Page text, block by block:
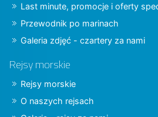
Last minute, promocje i oferty
Przewodnik po marinach
Galeria zdjęć - czartery za nami
Rejsy morskie
Rejsy morskie
O naszych rejsach